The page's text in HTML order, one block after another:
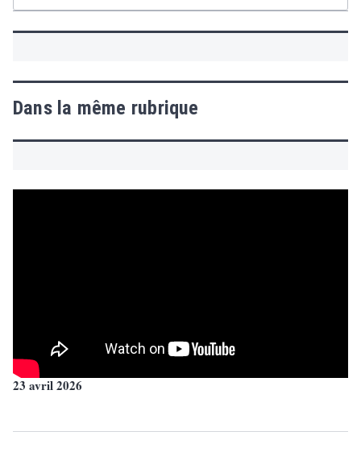
Dans la même rubrique
23 avril 2026